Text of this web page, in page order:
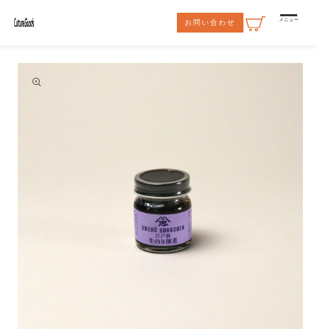
ンツに
進む
お問い合わせ メニュー
商品情
報にス
キップ